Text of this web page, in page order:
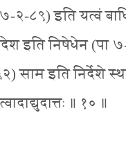
७-२-८९) इति यत्वं
इति निषेधेन (पा
साम इति निर्देशे
॥ १० ॥